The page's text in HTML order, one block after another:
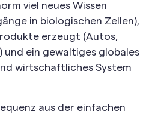
viel neues Wissen
in biologischen Zellen),
erzeugt (Autos,
und ein gewaltiges globales
wirtschaftliches System
aus der einfachen